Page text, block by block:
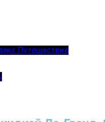
Путешествия